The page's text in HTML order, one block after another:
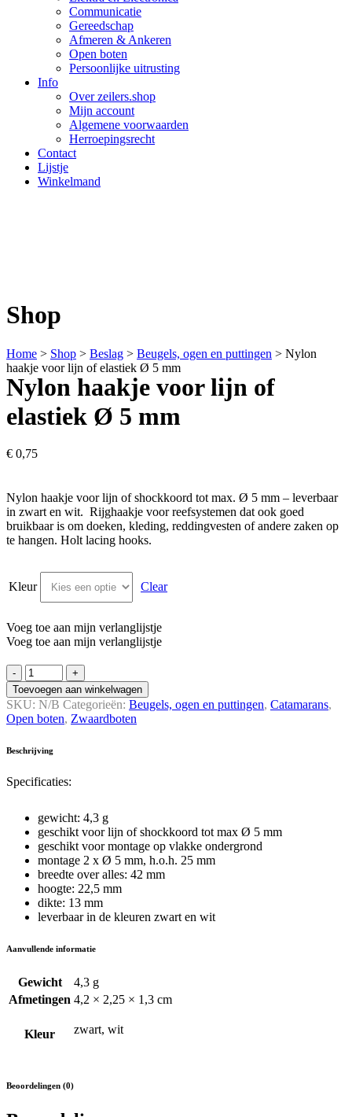
Communicatie
Gereedschap
Afmeren & Ankeren
Open boten
Persoonlijke uitrusting
Info
Over zeilers.shop
Mijn account
Algemene voorwaarden
Herroepingsrecht
Contact
Lijstje
Winkelmand
Shop
Home > Shop > Beslag > Beugels, ogen en puttingen > Nylon
haakje voor lijn of elastiek Ø 5 mm
Nylon haakje voor lijn of
elastiek Ø 5 mm
€ 0,75
Nylon haakje voor lijn of shockkoord tot max. Ø 5 mm – leverbaar
in zwart en wit. Rijghaakje voor reefsystemen dat ook goed
bruikbaar is om doeken, kleding, reddingvesten of andere zaken op
te hangen. Holt lacing hooks.
Kleur Clear
Voeg toe aan mijn verlanglijstje
Voeg toe aan mijn verlanglijstje
Nylon
haakje
voor
lijn
of
Ø
mm
Toevoegen aan winkelwagen
SKU: N/B Categorieën: Beugels, ogen en puttingen, Catamarans,
Open boten, Zwaard­boten
Beschrijving
Specificaties:
gewicht: 4,3 g
geschikt voor lijn of shockkoord tot max Ø 5 mm
geschikt voor montage op vlakke ondergrond
montage 2 x Ø 5 mm, h.o.h. 25 mm
breedte over alles: 42 mm
hoogte: 22,5 mm
dikte: 13 mm
leverbaar in de kleuren zwart en wit
Aanvullende informatie
Gewicht
4,3 g
Afmetingen 4,2 × 2,25 × 1,3 cm
Kleur zwart, wit
Beoordelingen (0)